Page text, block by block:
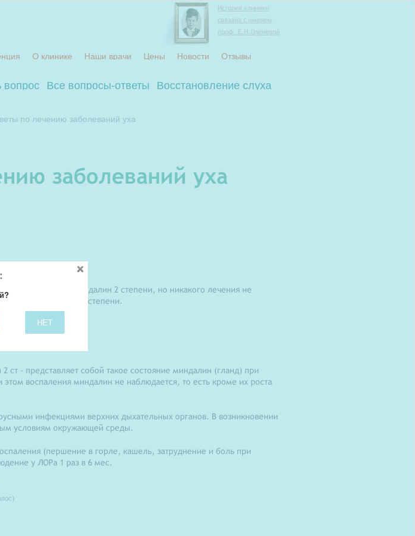
История клиники
связана с именем
проф. Е.Н.Оленевой
О клинике Наши врачи Цены Новости Отзывы
вопрос Все вопросы-ответы Восстановление слуха
по лечению заболеваний уха
заболеваний уха
небных миндалин 2 степени, но никакого лечения не
не выросли до 3 степени.
- представляет собой такое состояние миндалин (гланд) при
воспаления миндалин не наблюдается, то есть кроме их роста
инфекциями верхних дыхательных органов. В возникновении
условиям окружающей среды.
(першение в горле, кашель, затруднение и боль при
у ЛОРа 1 раз в 6 мес.
НЕТ